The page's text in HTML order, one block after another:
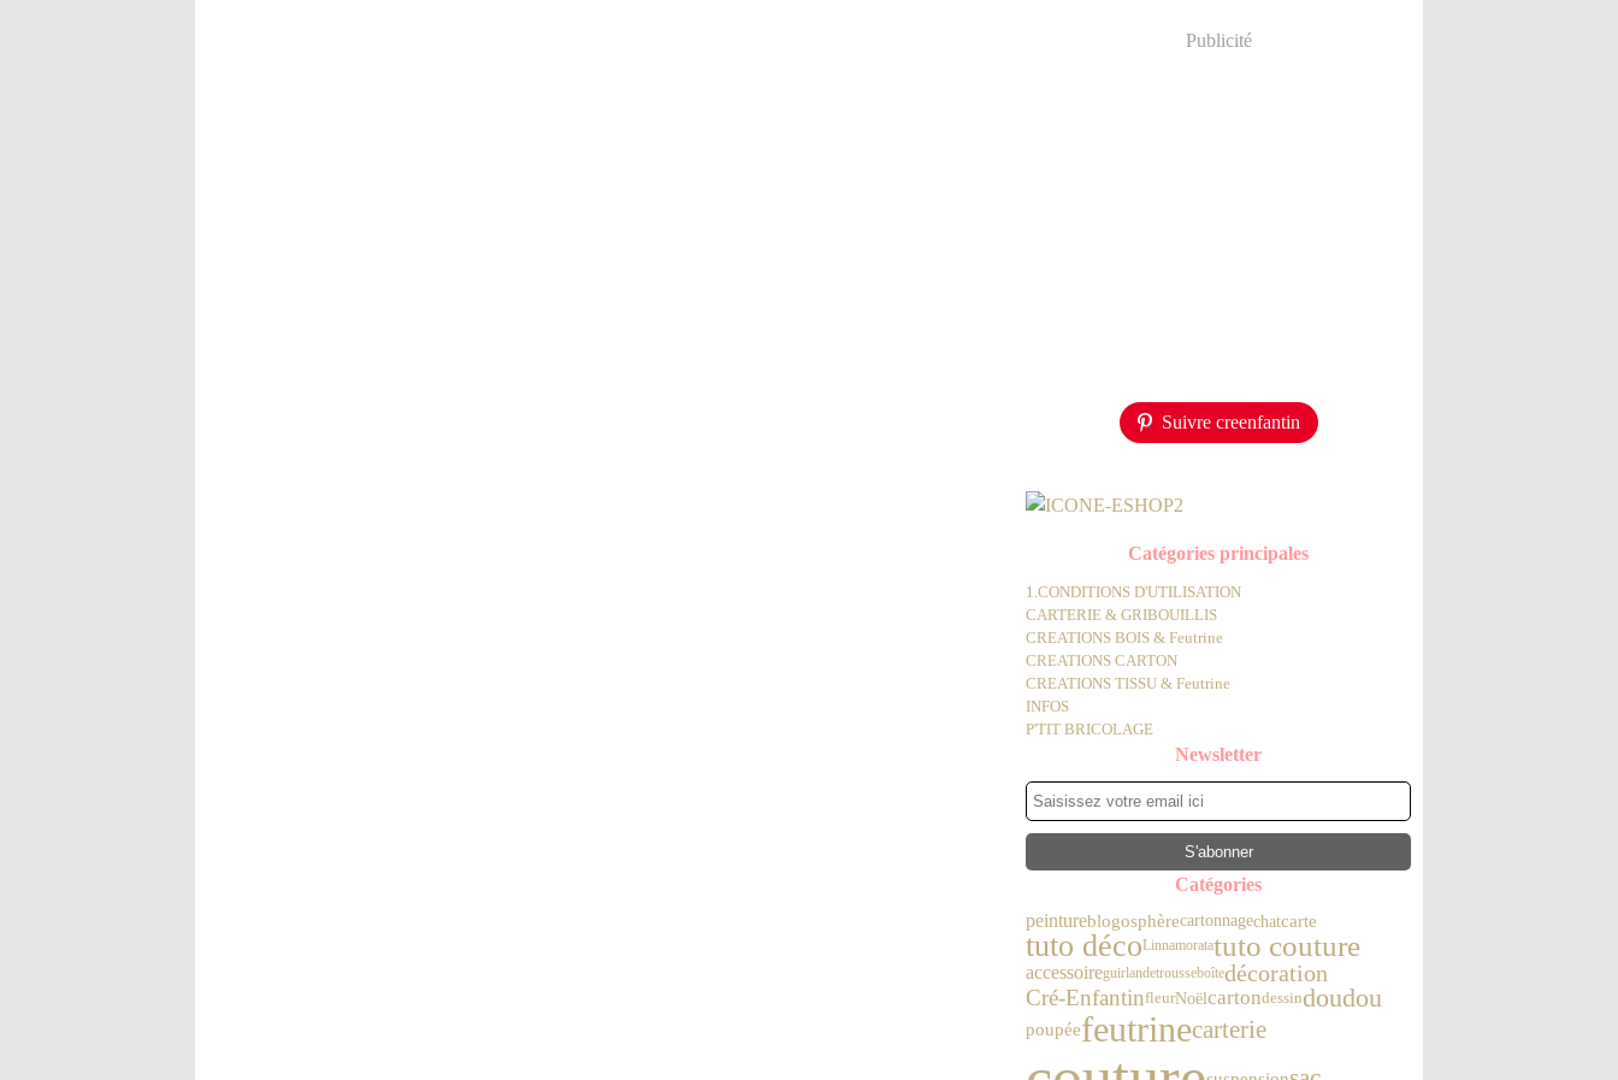
Publicité
Suivre creenfantin
Catégories principales
1.CONDITIONS D'UTILISATION
CARTERIE & GRIBOUILLIS
CREATIONS BOIS & Feutrine
CREATIONS CARTON
CREATIONS TISSU & Feutrine
INFOS
P'TIT BRICOLAGE
Newsletter
Catégories
peintureblogosphèrecartonnagechatcarte
tuto décoLinnamoratatuto couture
accessoireguirlandetrousseboîtedécoration
Cré-EnfantinfleurNoëlcartondessindoudou
poupéefeutrinecarterie